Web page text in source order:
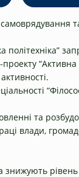
політехніка”
та
влади,
рівень